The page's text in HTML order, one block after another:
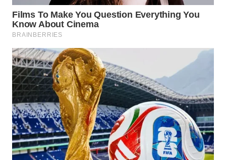
WN
TAPANULI
SELATAN
WN
TANJUNG
LESUNG
WN
KARO
WN
SIMALUNGUN